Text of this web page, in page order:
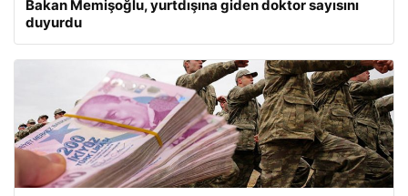
Bakan Memişoğlu, yurtdışına giden doktor sayısını
duyurdu